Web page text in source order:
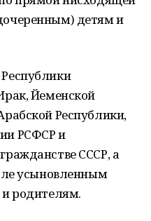
детям и
Йеменской
Республики,
РСФСР и
СССР, а
усыновленным
родителям.